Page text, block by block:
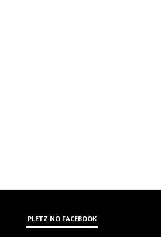
PLETZ NO FACEBOOK